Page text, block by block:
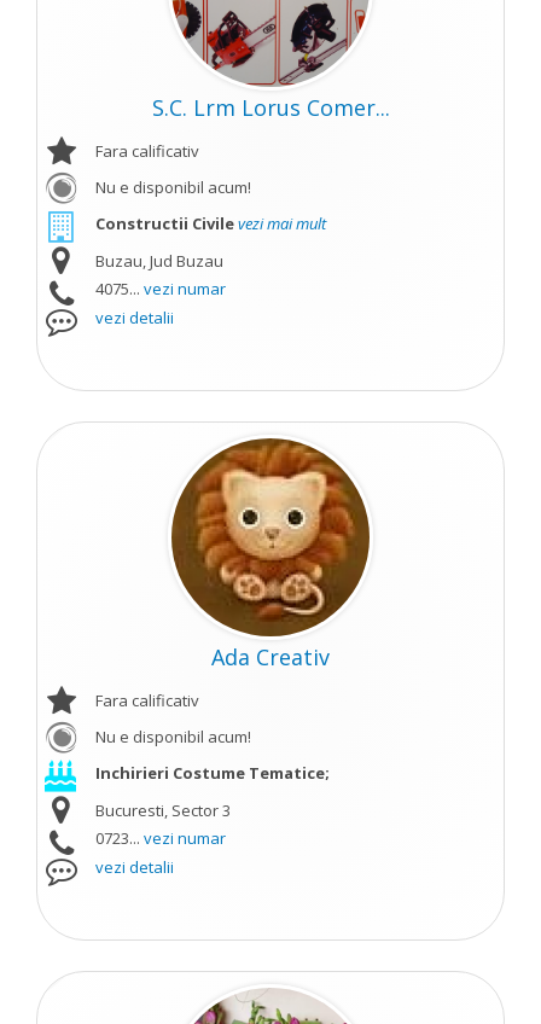
S.C. Lrm Lorus Comer...
Fara calificativ
Nu e disponibil acum!
Constructii Civilevezi mai mult
Buzau, Jud Buzau
4075... vezi numar
vezi detalii
Ada Creativ
Fara calificativ
Nu e disponibil acum!
Inchirieri Costume Tematice;
Bucuresti, Sector 3
0723... vezi numar
vezi detalii